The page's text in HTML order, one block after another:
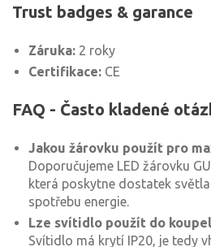
Trust badges & garance
Záruka: 2 roky
Certifikace: CE
FAQ - Často kladené
Jakou žárovku použít pro
Doporučujeme LED žárovku
která poskytne dostatek
spotřebu energie.
Lze svítidlo použít do
Svítidlo má krytí IP20, je tedy